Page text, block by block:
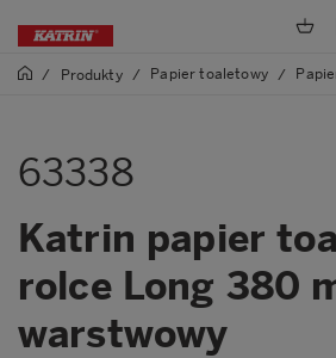
/ Produkty / Papier toaletowy /
63338
Katrin papier
rolce Long 380
warstwowy